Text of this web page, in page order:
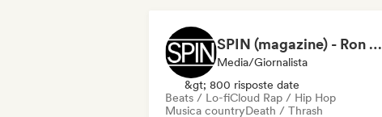
SPIN (magazine) - Ron Hart
Media/Giornalista
&gt; 800 risposte date
Beats / Lo-fiCloud Rap / Hip Hop
Musica countryDeath / Thrash